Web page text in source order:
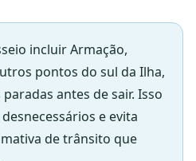
incluir Armação,
pontos do sul da Ilha,
antes de sair. Isso
e evita
de trânsito que